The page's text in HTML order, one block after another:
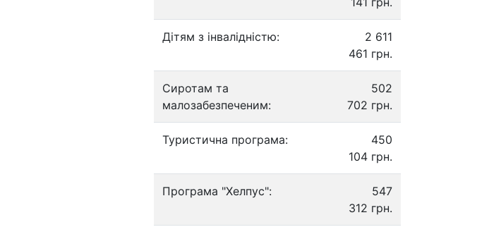
Дітям з інвалідністю:
2 611
461 грн.
Сиротам та
малозабезпеченим:
502
702 грн.
Туристична програма:
450
104 грн.
Програма "Хелпус":
547
312 грн.